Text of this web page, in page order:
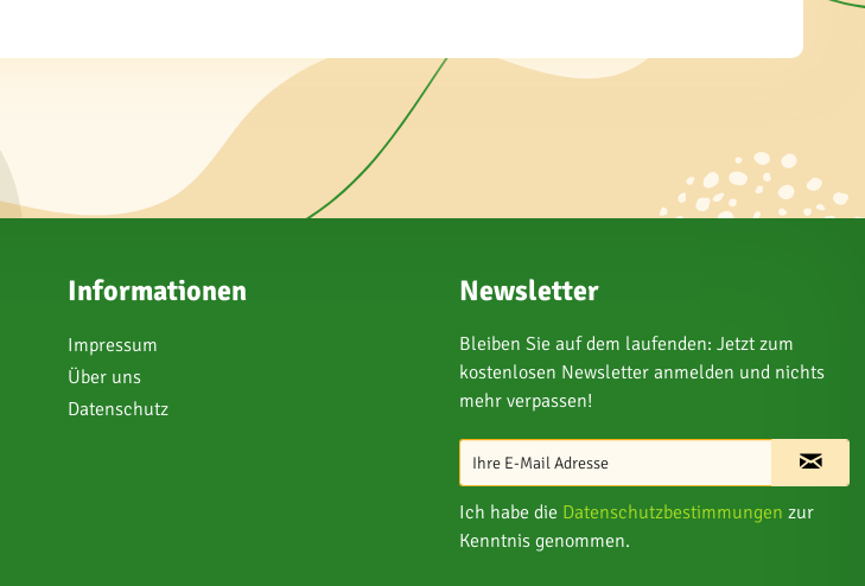
Informationen
Impressum
Über uns
Datenschutz
Newsletter
Bleiben Sie auf dem laufenden: Jetzt zum
kostenlosen Newsletter anmelden und nichts
mehr verpassen!
Ich habe die Datenschutzbestimmungen zur
Kenntnis genommen.